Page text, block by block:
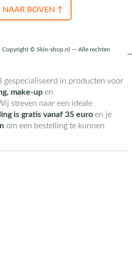
NAAR BOVEN ↑
Copyright © Skin-shop.nl — Alle rechten
gespecialiseerd in producten voor
make-upen
streven naar een ideale
is gratis vanaf 35 euroen je
om een bestelling te kunnen